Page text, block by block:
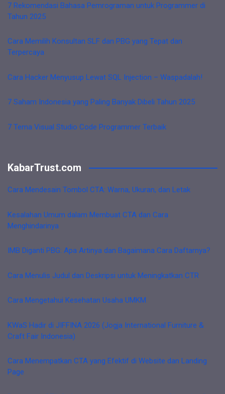
7 Rekomendasi Bahasa Pemrograman untuk Programmer di
Tahun 2025
Cara Memilih Konsultan SLF dan PBG yang Tepat dan
Terpercaya
Cara Hacker Menyusup Lewat SQL Injection – Waspadalah!
7 Saham Indonesia yang Paling Banyak Dibeli Tahun 2025
7 Tema Visual Studio Code Programmer Terbaik
KabarTrust.com
Cara Mendesain Tombol CTA: Warna, Ukuran, dan Letak
Kesalahan Umum dalam Membuat CTA dan Cara
Menghindarinya
IMB Diganti PBG: Apa Artinya dan Bagaimana Cara Daftarnya?
Cara Menulis Judul dan Deskripsi untuk Meningkatkan CTR
Cara Mengetahui Kesehatan Usaha UMKM
KWaS Hadir di JIFFINA 2026 (Jogja International Furniture &
Craft Fair Indonesia)
Cara Menempatkan CTA yang Efektif di Website dan Landing
Page